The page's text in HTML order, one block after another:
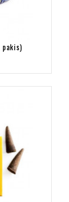
pakis)